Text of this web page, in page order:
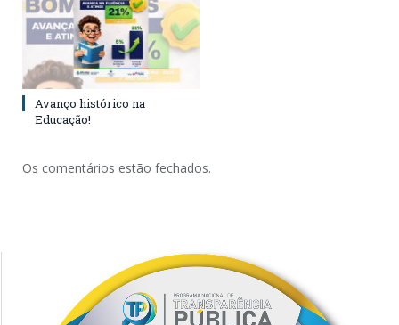
Avanço histórico na
Educação!
Os comentários estão fechados.